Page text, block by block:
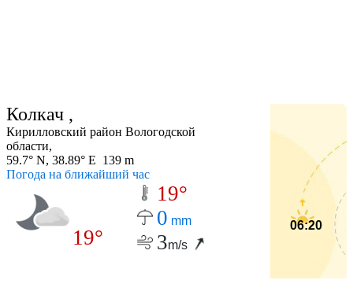
Колкач ,
Кирилловский район Вологодской
области,
59.7° N, 38.89° E 139 m
Погода на ближайший час
19°
19°
0 mm
3m/s
06:20